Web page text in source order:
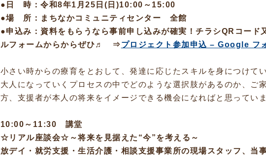
●日 時：令和8年1月25日(日)10:00～15:00
●場 所：まちなかコミュニティセンター 全館
●申込み：資料をもらうなら事前申し込みが確実！チラシQRコード
ルフォームからからぜひ♬ ⇒プロジェクト参加申込 – Google フ
小さい時からの療育をとおして、発達に応じたスキルを身につけて
大人になっていくプロセスの中でどのような選択肢があるのか、ご
方、支援者が本人の将来をイメージできる機会になればと思っていま
10:00～11:30 講堂
☆リアル座談会☆～将来を見据えた“今”を考える～
放デイ・就労支援・生活介護・相談支援事業所の現場スタッフ、当事